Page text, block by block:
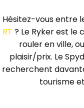
Hésitez-vous entre
RT ? Le Ryker est le
rouler en ville,
plaisir/prix. Le
recherchent
tourisme